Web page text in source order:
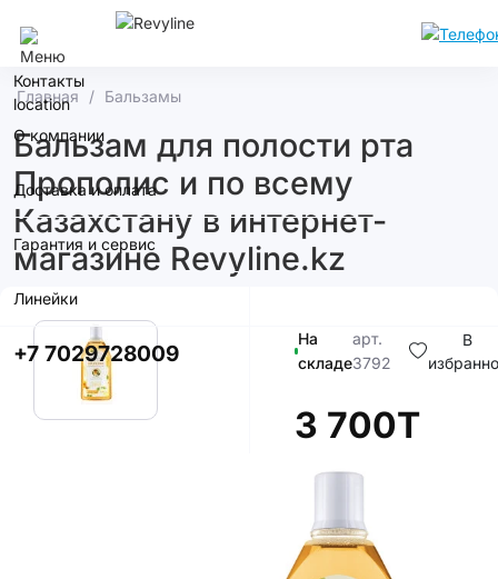
Контакты
О компании
Доставка и оплата
Гарантия и сервис
Линейки
+7 7029728009
Главная Бальзамы
Бальзам для полости рта
Прополис и по всему
Казахстану в интернет-
магазине Revyline.kz
На
складе
арт.
3792
В
3 700T
В корзину